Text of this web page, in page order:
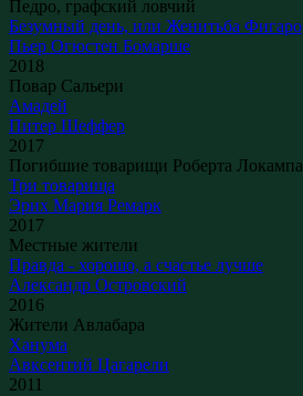
Педро, графский ловчий
Безумный день, или Женитьба Фигаро
Пьер Огюстен Бомарше
2018
Повар Сальери
Амадей
Питер Шеффер
2017
Погибшие товарищи Роберта Локампа
Три товарища
Эрих Мария Ремарк
2017
Местные жители
Правда - хорошо, а счастье лучше
Александр Островский
2016
Жители Авлабара
Ханума
Авксентий Цагарели
2011